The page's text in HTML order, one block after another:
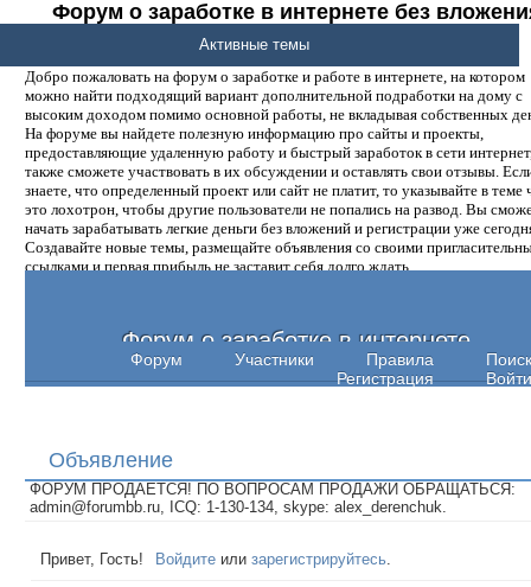
Форум о заработке в интернете без
денег.
Добро пожаловать на форум о заработке и работе в интернете, на котором
можно найти подходящий вариант дополнительной подработки на дому с
высоким доходом помимо основной работы, не вкладывая собственных
На форуме вы найдете полезную информацию про сайты и проекты,
предоставляющие удаленную работу и быстрый заработок в сети
также сможете участвовать в их обсуждении и оставлять свои отзывы.
знаете, что определенный проект или сайт не платит, то указывайте в теме
это лохотрон, чтобы другие пользователи не попались на развод. Вы
начать зарабатывать легкие деньги без вложений и регистрации уже
Создавайте новые темы, размещайте объявления со своими
ссылками и первая прибыль не заставит себя долго ждать.
Форум о заработке в интернете
Форум Участники Правила
Поиск
Регистрация
Войти
Активные темы
Объявление
ФОРУМ ПРОДАЕТСЯ! ПО ВОПРОСАМ ПРОДАЖИ ОБРАЩАТЬСЯ:
admin@forumbb.ru, ICQ: 1-130-134, skype: alex_derenchuk.
Привет, Гость! Войдите илизарегистрируйтесь